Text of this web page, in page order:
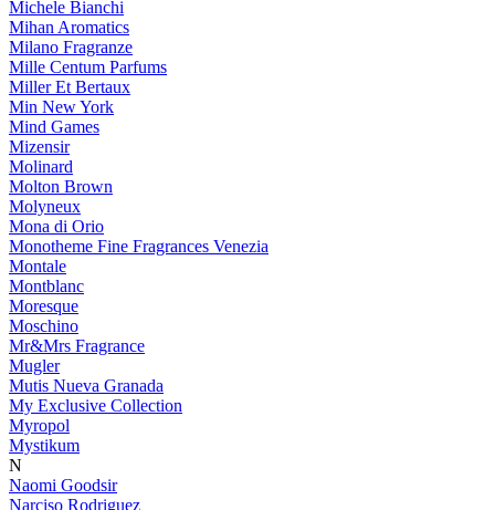
Michele Bianchi
Mihan Aromatics
Milano Fragranze
Mille Centum Parfums
Miller Et Bertaux
Min New York
Mind Games
Mizensir
Molinard
Molton Brown
Molyneux
Mona di Orio
Monotheme Fine Fragrances Venezia
Montale
Montblanc
Moresque
Moschino
Mr&Mrs Fragrance
Mugler
Mutis Nueva Granada
My Exclusive Collection
Myropol
Mystikum
N
Naomi Goodsir
Narciso Rodriguez